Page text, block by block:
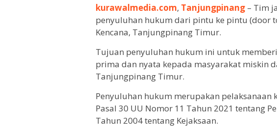
kurawalmedia.com, Tanjungpinang – Tim
penyuluhan hukum dari pintu ke pintu (door
Kencana, Tanjungpinang Timur.
Tujuan penyuluhan hukum ini untuk
prima dan nyata kepada masyarakat miskin
Tanjungpinang Timur.
Penyuluhan hukum merupakan pelaksanaan
Pasal 30 UU Nomor 11 Tahun 2021 tentang
Tahun 2004 tentang Kejaksaan.